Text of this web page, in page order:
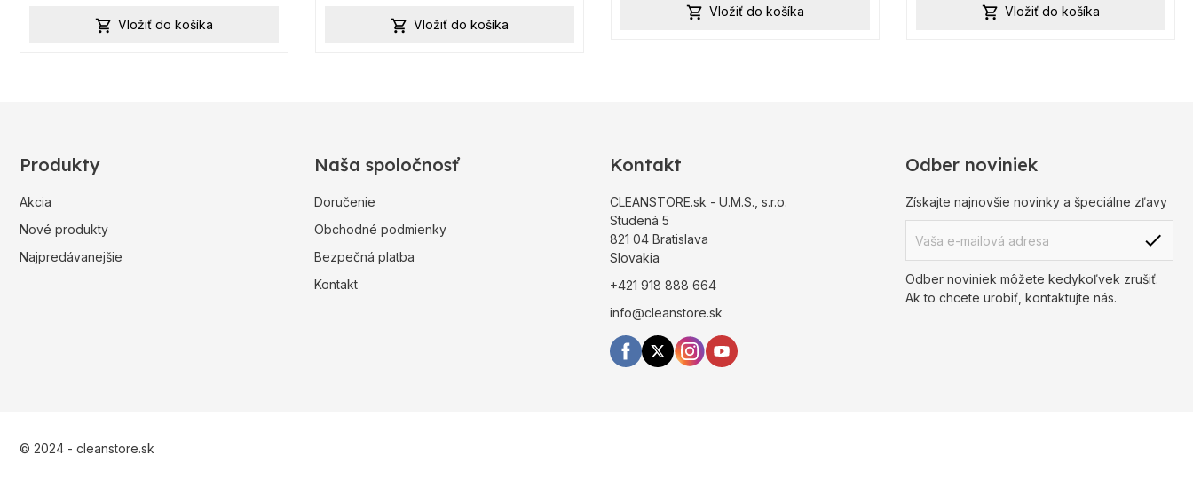
 Vložiť do košíka  Vložiť do košíka
 Vložiť do košíka  Vložiť do košíka
Produkty
Akcia
Nové produkty
Najpredávanejšie
Naša spoločnosť
Doručenie
Obchodné podmienky
Bezpečná platba
Kontakt
Kontakt
CLEANSTORE.sk - U.M.S., s.r.o.
Studená 5
821 04 Bratislava
Slovakia
+421 918 888 664
info@cleanstore.sk
Odber noviniek
Získajte najnovšie novinky a špeciálne zľavy
Odber noviniek môžete kedykoľvek zrušiť.
Ak to chcete urobiť, kontaktujte nás.
© 2024 - cleanstore.sk